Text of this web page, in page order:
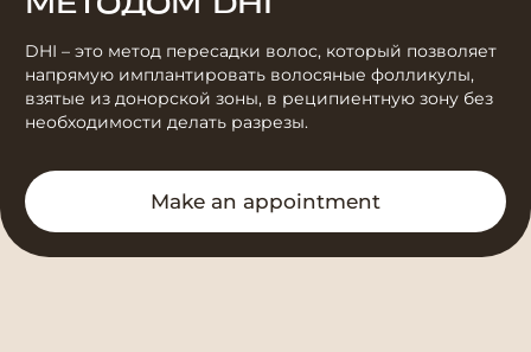
DHI – это метод пересадки волос, который позволяет
напрямую имплантировать волосяные фолликулы,
взятые из донорской зоны, в реципиентную зону без
необходимости делать разрезы.
Make an appointment